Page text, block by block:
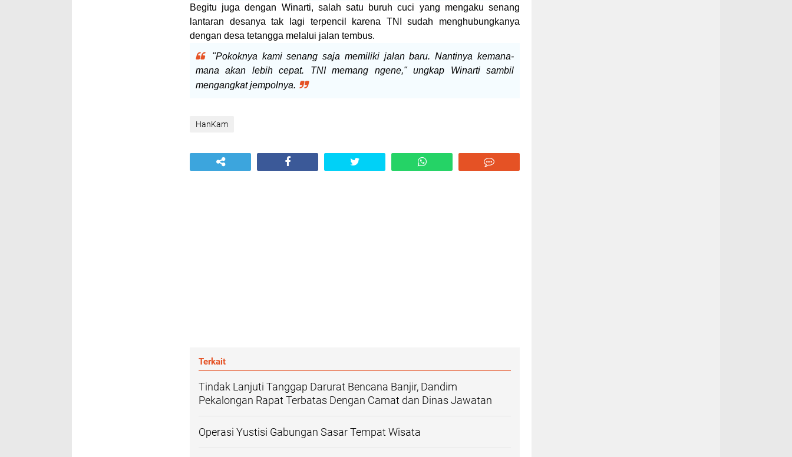
Begitu juga dengan Winarti, salah satu buruh cuci yang mengaku senang
lantaran desanya tak lagi terpencil karena TNI sudah menghubungkanya
dengan desa tetangga melalui jalan tembus.
"Pokoknya kami senang saja memiliki jalan baru. Nantinya kemana-
mana akan lebih cepat. TNI memang ngene," ungkap Winarti sambil
mengangkat jempolnya.
HanKam
Terkait
Tindak Lanjuti Tanggap Darurat Bencana Banjir, Dandim
Pekalongan Rapat Terbatas Dengan Camat dan Dinas Jawatan
Operasi Yustisi Gabungan Sasar Tempat Wisata